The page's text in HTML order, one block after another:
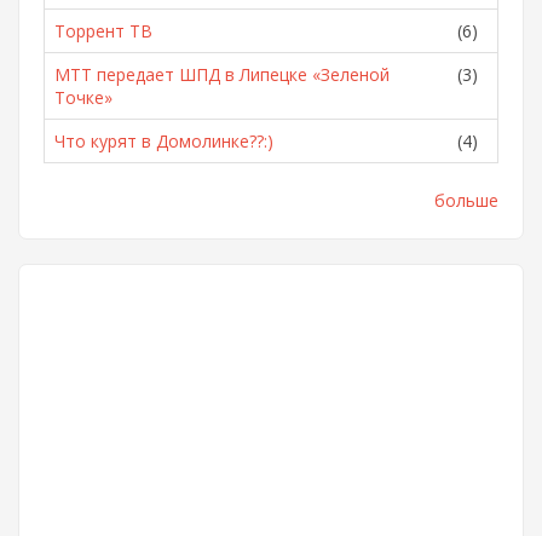
Торрент ТВ
(6)
МТТ передает ШПД в Липецке «Зеленой
Точке»
(3)
Что курят в Домолинке??:) (4)
больше